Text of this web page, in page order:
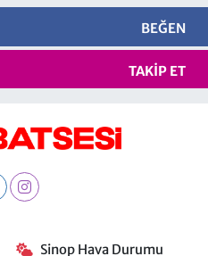
BEĞEN
TAKIP ET
Sinop Hava Durumu